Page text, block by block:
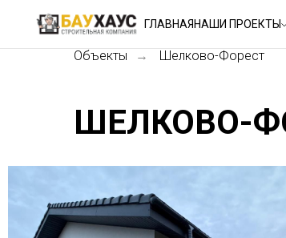
ГЛАВНАЯ НАШИ ПРОЕКТЫ
Объекты → Шелково-Форест
ШЕЛКОВО-